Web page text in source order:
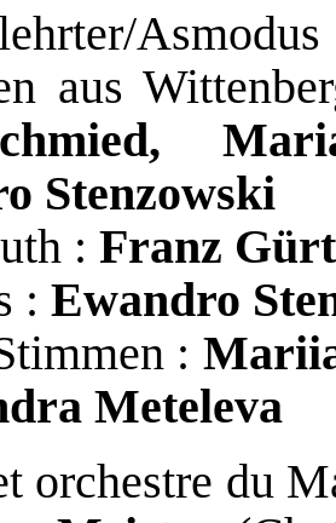
aus
Stenzowski
: Franz
: Ewandro
:
Meteleva
orchestre du